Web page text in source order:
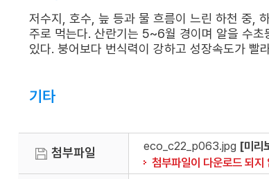
저수지, 호수, 늪 등과 물 흐름이 느린 하천 중,
주로 먹는다. 산란기는 5~6월 경이며 알을 수
있다. 붕어보다 번식력이 강하고 성장속도가 빨
기타
첨부파일 eco_c22_p063.jpg [미리
첨부파일이 다운로드 되지